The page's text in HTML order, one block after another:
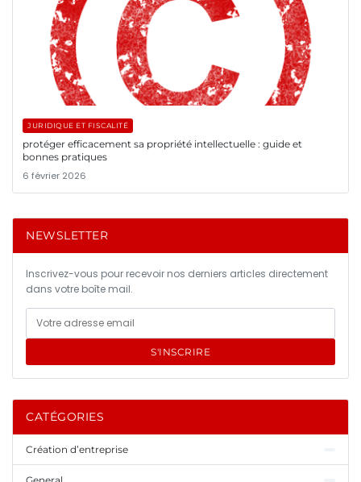
JURIDIQUE ET FISCALITÉ
protéger efficacement sa propriété intellectuelle : guide et
bonnes pratiques
6 février 2026
NEWSLETTER
Inscrivez-vous pour recevoir nos derniers articles directement
dans votre boîte mail.
S'INSCRIRE
CATÉGORIES
Création d’entreprise